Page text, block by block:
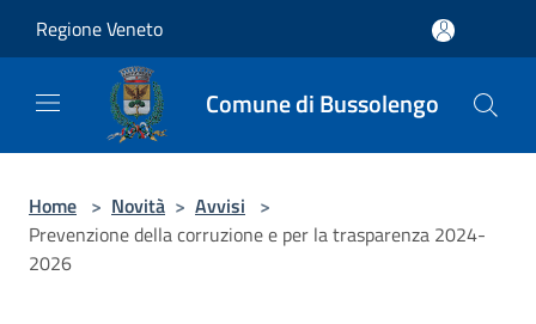
Regione Veneto
Comune di Bussolengo
Home > Novità > Avvisi >
Prevenzione della corruzione e per la trasparenza 2024-
2026